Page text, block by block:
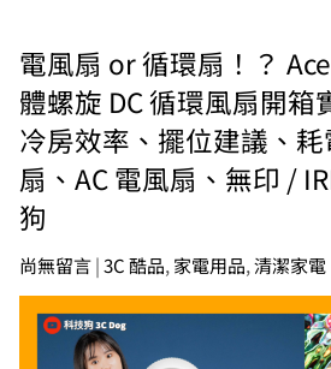
電風扇 or 循環扇！？
體螺旋 DC 循環風扇開箱
冷房效率、擺位建議、耗
扇、AC 電風扇、無印 /
狗
尚無留言|3C 酷品, 家電用品,清潔家電